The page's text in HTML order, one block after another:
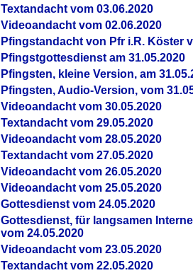
Textandacht vom 03.06.2020
Videoandacht vom 02.06.2020
Pfingstandacht von Pfr i.R. Köster
Pfingstgottesdienst am 31.05.2020
Pfingsten, kleine Version, am
Pfingsten, Audio-Version, vom
Videoandacht vom 30.05.2020
Textandacht vom 29.05.2020
Videoandacht vom 28.05.2020
Textandacht vom 27.05.2020
Videoandacht vom 26.05.2020
Videoandacht vom 25.05.2020
Gottesdienst vom 24.05.2020
Gottesdienst, für langsamen
vom 24.05.2020
Videoandacht vom 23.05.2020
Textandacht vom 22.05.2020